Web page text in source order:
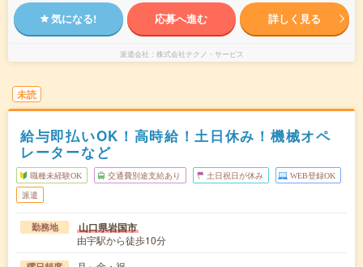
気になる! 応募へ進む 詳しく見る
派遣会社 株式会社テクノ・サービス
未読
給与即払いOK！高時給！土日休み！機械オペ
レーターなど
職種未経験OK 交通費別途支給あり 土日祝日が休み WEB登録OK
派遣
勤務地 山口県岩国市
由宇駅から徒歩10分